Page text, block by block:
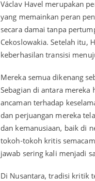
Václav Havel merupakan
yang memainkan peran
secara damai tanpa
Cekoslowakia. Setelah itu,
keberhasilan transisi
Mereka semua dikenang
Sebagian di antara mereka
ancaman terhadap
dan perjuangan mereka
dan kemanusiaan, baik di
tokoh-tokoh kritis
jawab sering kali menjadi
Di Nusantara, tradisi kritik